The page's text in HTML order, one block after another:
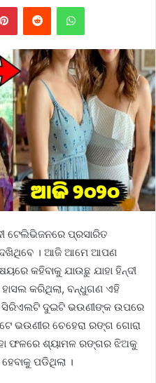
PinterestReddit WhatsApp
ଟେଲିଭିଜନରେ ପ୍ରସାରିତ
। ଆଜି ଆମେ ଆପଣ
କହିବାକୁ ଯାଉଛୁ ଯାହା ହିନ୍ଦୀ
କରିଥିଲା, ବନ୍ଧୁଗଣ ଏହି
ସିରିଏଲଟି ଦୁଇଟି ଭଉଣୀଙ୍କ ଉପରେ
ଭଉଣୀର ଚେହେରା ରଙ୍ଗ ଗୋରା
ଫଳରେ ଶ୍ୟାମଳ ରଙ୍ଗର ଝିଅକୁ
ପଡିଥିଲା ।